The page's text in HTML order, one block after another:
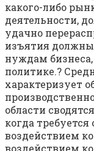
какого-либо
деятельности,
удачно
изъятия должны
нуждам
политике.?
характеризует
области
когда
воздействием
воздействием